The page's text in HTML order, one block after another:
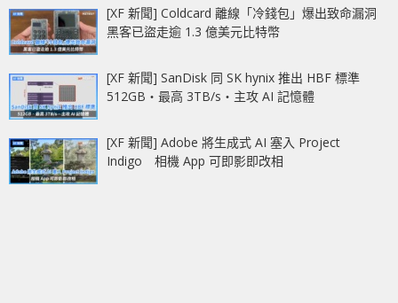
[XF 新聞] Coldcard 離線「冷錢包」爆出致命漏洞
黑客已盜走逾 1.3 億美元比特幣
[XF 新聞] SanDisk 同 SK hynix 推出 HBF 標準
512GB‧最高 3TB/s‧主攻 AI 記憶體
[XF 新聞] Adobe 將生成式 AI 塞入 Project
Indigo 相機 App 可即影即改相